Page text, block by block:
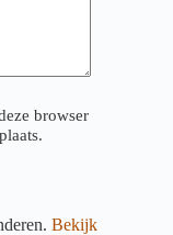
browser
Bekijk